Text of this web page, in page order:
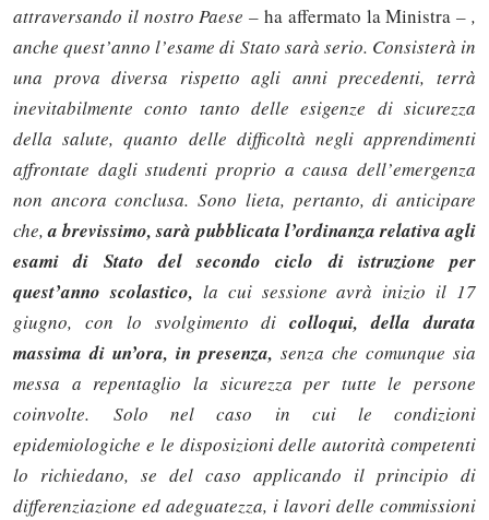
attraversando il nostro Paese – ha affermato la Ministra – ,
anche quest’anno l’esame di Stato sarà serio. Consisterà in
una prova diversa rispetto agli anni precedenti, terrà
inevitabilmente conto tanto delle esigenze di sicurezza
della salute, quanto delle difficoltà negli apprendimenti
affrontate dagli studenti proprio a causa dell’emergenza
non ancora conclusa. Sono lieta, pertanto, di anticipare
che,a brevissimo, sarà pubblicata l’ordinanza relativa agli
esami di Stato del secondo ciclo di istruzione per
quest’anno scolastico, la cui sessione avrà inizio il 17
giugno, con lo svolgimento dicolloqui, della durata
massima di un’ora, in presenza, senza che comunque sia
messa a repentaglio la sicurezza per tutte le persone
coinvolte. Solo nel caso in cui le condizioni
epidemiologiche e le disposizioni delle autorità competenti
lo richiedano, se del caso applicando il principio di
differenziazione ed adeguatezza, i lavori delle commissioni